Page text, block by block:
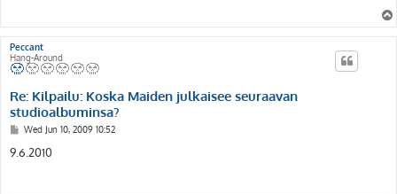
Peccant
Hang-Around
Re: Kilpailu: Koska Maiden julkaisee seuraavan
studioalbuminsa?
P
s
t
Wed Jun 10, 2009 10:52
9.6.2010